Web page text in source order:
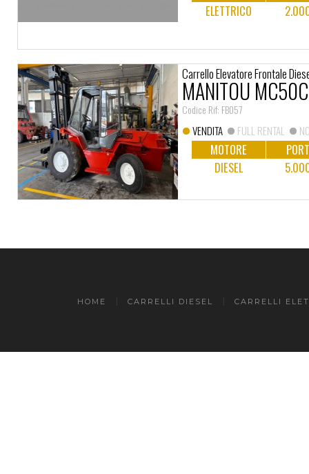
ELETTRICO
Carrello Elevatore Frontale
MANITOU
Codice Rif: FB057
VENDITA FULL RENTAL
MOTORE
DIESEL
HOME CARRELLI DIESEL CARRELLI